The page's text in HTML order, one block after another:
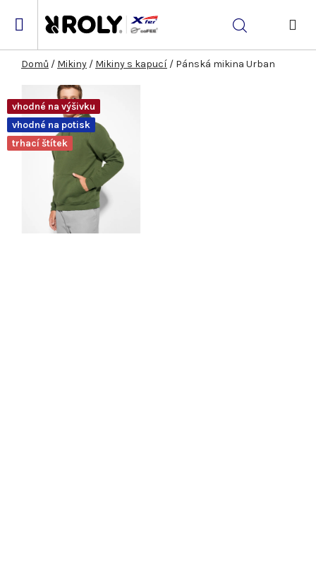
Hledat
Domů / Mikiny / Mikiny s kapucí / Pánská mikina Urban
vhodné na výšivku
vhodné na potisk
trhací štítek